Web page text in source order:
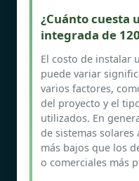
¿Cuánto cuesta
integrada de
El costo de instalar
puede variar
varios factores,
del proyecto y el
utilizados. En
de sistemas solares
más bajos que los
o comerciales más